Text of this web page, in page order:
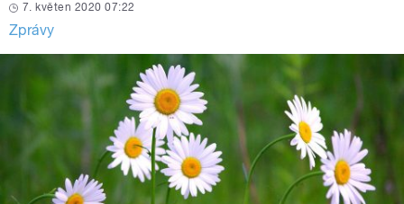
7. květen 2020 07:22
Zprávy